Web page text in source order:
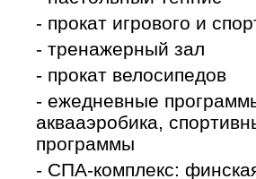
- прокат игрового и
- тренажерный зал
- прокат велосипедов
- ежедневные
аквааэробика,
программы
- СПА-комплекс: